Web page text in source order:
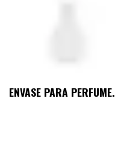
ENVASE PARA PERFUME.